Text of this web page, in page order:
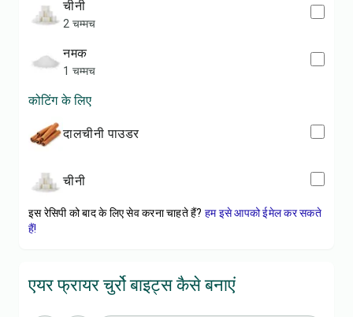
चीनी
2 चम्मच
नमक
1 चम्मच
कोटिंग के लिए
दालचीनी पाउडर
चीनी
इस रेसिपी को बाद के लिए सेव करना चाहते हैं? हम इसे आपको ईमेल कर सकते
हैं!
एयर फ्रायर चुर्रो बाइट्स कैसे बनाएं